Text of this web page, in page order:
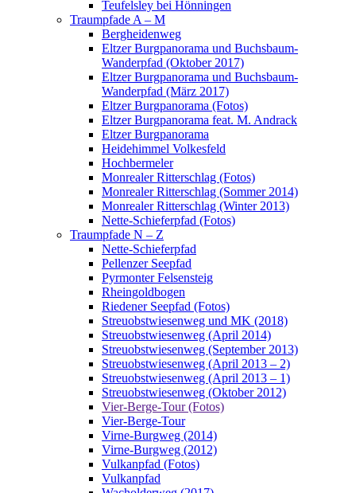
Teufelsley bei Hönningen
Traumpfade A – M
Bergheidenweg
Eltzer Burgpanorama und Buchsbaum-
Wanderpfad (Oktober 2017)
Eltzer Burgpanorama und Buchsbaum-
Wanderpfad (März 2017)
Eltzer Burgpanorama (Fotos)
Eltzer Burgpanorama feat. M. Andrack
Eltzer Burgpanorama
Heidehimmel Volkesfeld
Hochbermeler
Monrealer Ritterschlag (Fotos)
Monrealer Ritterschlag (Sommer 2014)
Monrealer Ritterschlag (Winter 2013)
Nette-Schieferpfad (Fotos)
Traumpfade N – Z
Nette-Schieferpfad
Pellenzer Seepfad
Pyrmonter Felsensteig
Rheingoldbogen
Riedener Seepfad (Fotos)
Streuobstwiesenweg und MK (2018)
Streuobstwiesenweg (April 2014)
Streuobstwiesenweg (September 2013)
Streuobstwiesenweg (April 2013 – 2)
Streuobstwiesenweg (April 2013 – 1)
Streuobstwiesenweg (Oktober 2012)
Vier-Berge-Tour (Fotos)
Vier-Berge-Tour
Virne-Burgweg (2014)
Virne-Burgweg (2012)
Vulkanpfad (Fotos)
Vulkanpfad